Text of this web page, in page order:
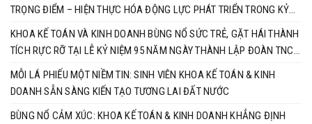
TRỌNG ĐIỂM – HIỆN THỰC HÓA ĐỘNG LỰC PHÁT TRIỂN TRONG KỶ
NGUYÊN MỚI
KHOA KẾ TOÁN VÀ KINH DOANH BÙNG NỔ SỨC TRẺ, GẶT HÁI THÀNH
TÍCH RỰC RỠ TẠI LỄ KỶ NIỆM 95 NĂM NGÀY THÀNH LẬP ĐOÀN TNCS
HỒ CHÍ MINH
MỖI LÁ PHIẾU MỘT NIỀM TIN: SINH VIÊN KHOA KẾ TOÁN & KINH
DOANH SẴN SÀNG KIẾN TẠO TƯƠNG LAI ĐẤT NƯỚC
BÙNG NỔ CẢM XÚC: KHOA KẾ TOÁN & KINH DOANH KHẲNG ĐỊNH